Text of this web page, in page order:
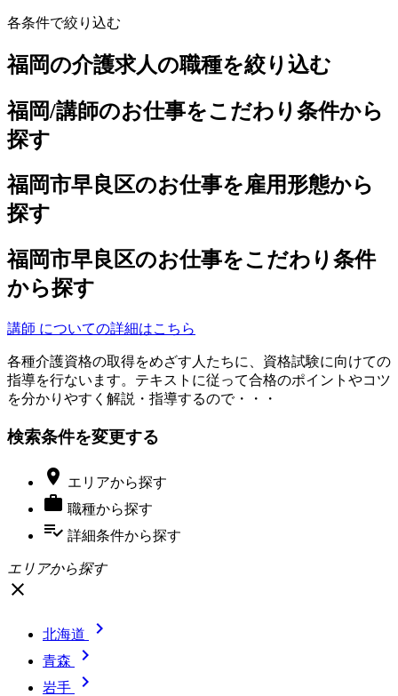
各条件で絞り込む
福岡の介護求人の職種を絞り込む
福岡/講師のお仕事をこだわり条件から
探す
福岡市早良区のお仕事を雇用形態から
探す
福岡市早良区のお仕事をこだわり条件
から探す
講師 についての詳細はこちら
各種介護資格の取得をめざす人たちに、資格試験に向けての
指導を行ないます。テキストに従って合格のポイントやコツ
を分かりやすく解説・指導するので・・・
検索条件を変更する
 エリアから探す
 職種から探す
playlist_add_check 詳細条件から探す
エリアから探す
close
北海道 
青森 
岩手 